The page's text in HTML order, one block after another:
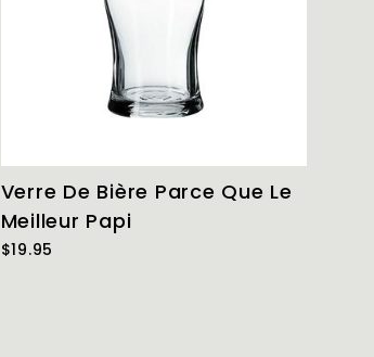
Verre De Bière Parce Que Le
Meilleur Papi
$19.95